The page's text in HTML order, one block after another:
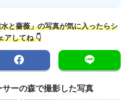
と薔薇」の写真が気に入ったらシ
アしてね 👇
サーの森で撮影した写真